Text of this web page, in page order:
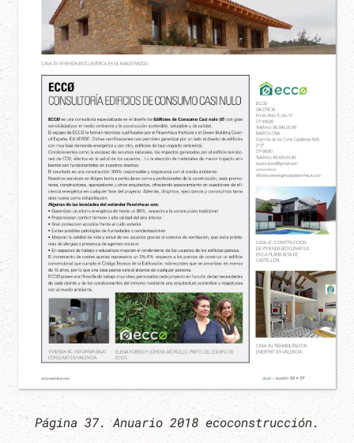
Página 37. Anuario 2018 ecoconstrucción.